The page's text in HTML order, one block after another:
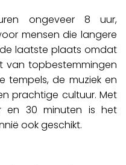
ongeveer 8 uur,
mensen die langere
laatste plaats omdat
van topbestemmingen
tempels, de muziek en
prachtige cultuur. Met
en 30 minuten is het
ook geschikt.